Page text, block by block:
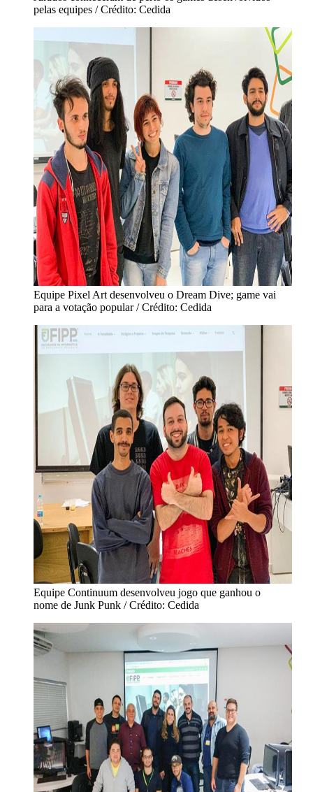
pelas equipes / Crédito: Cedida
Equipe Pixel Art desenvolveu o Dream Dive; game vai
para a votação popular / Crédito: Cedida
Equipe Continuum desenvolveu jogo que ganhou o
nome de Junk Punk / Crédito: Cedida